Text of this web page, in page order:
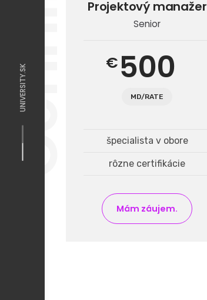
UNIVERSITY.SK
Projektový manažer
Senior
€500
MD/RATE
špecialista v obore
rôzne certifikácie
Mám záujem.